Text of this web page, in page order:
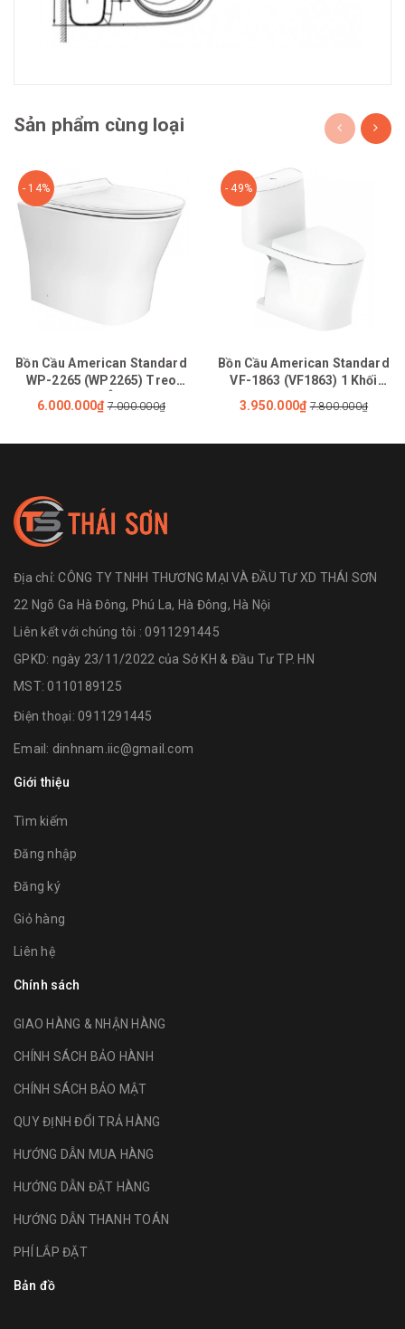
Sản phẩm cùng loại
- 14%
Bồn Cầu American Standard
WP-2265 (WP2265) Treo
Tường Nắp Êm Loven
6.000.000₫ 7.000.000₫
- 49%
Bồn Cầu American Standard
VF-1863 (VF1863) 1 Khối
LOVEN Xả Xoáy Kép
3.950.000₫ 7.800.000₫
Địa chỉ:CÔNG TY TNHH THƯƠNG MẠI VÀ ĐẦU TƯ XD THÁI SƠN
22 Ngõ Ga Hà Đông, Phú La, Hà Đông, Hà Nội
Liên kết với chúng tôi : 0911291445
GPKD: ngày 23/11/2022 của Sở KH & Đầu Tư TP. HN
MST: 0110189125
Điện thoại: 0911291445
Email: dinhnam.iic@gmail.com
Giới thiệu
Tìm kiếm
Đăng nhập
Đăng ký
Giỏ hàng
Liên hệ
Chính sách
GIAO HÀNG & NHẬN HÀNG
CHÍNH SÁCH BẢO HÀNH
CHÍNH SÁCH BẢO MẬT
QUY ĐỊNH ĐỔI TRẢ HÀNG
HƯỚNG DẪN MUA HÀNG
HƯỚNG DẪN ĐẶT HÀNG
HƯỚNG DẪN THANH TOÁN
PHÍ LẮP ĐẶT
Bản đồ